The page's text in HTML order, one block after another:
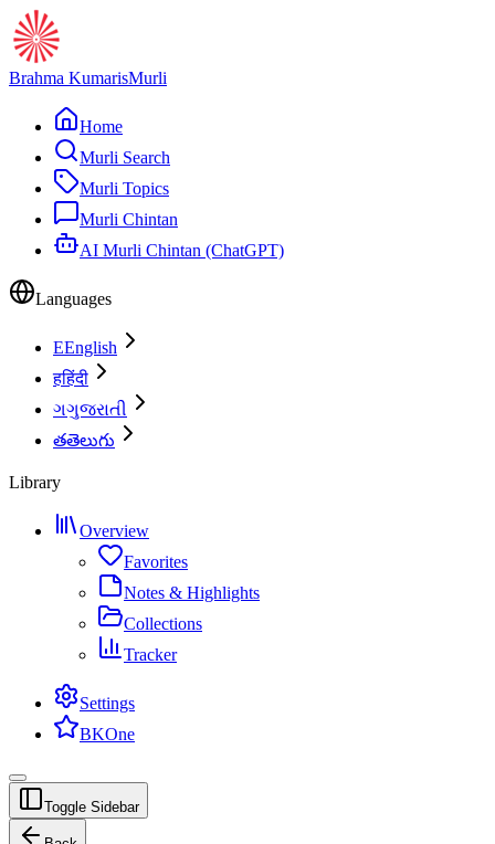
Brahma KumarisMurli
Home
Murli Search
Murli Topics
Murli Chintan
AI Murli Chintan (ChatGPT)
Languages
EEnglish
हहिंदी
ગગુજરાતી
తతెలుగు
Library
Overview
Favorites
Notes & Highlights
Collections
Tracker
Settings
BKOne
Toggle Sidebar